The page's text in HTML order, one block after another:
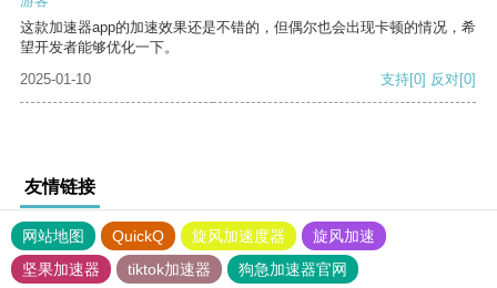
这款加速器app的加速效果还是不错的，但偶尔也会出现卡顿的情况，希
望开发者能够优化一下。
2025-01-10
支持[0] 反对[0]
友情链接
网站地图 QuickQ 旋风加速度器
旋风加速
坚果加速器
tiktok加速器
狗急加速器官网